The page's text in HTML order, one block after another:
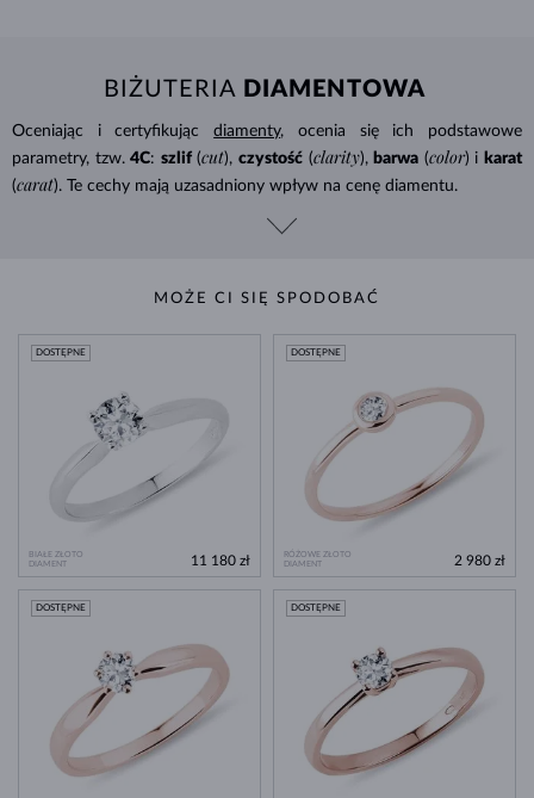
BIŻUTERIA DIAMENTOWA
Oceniając i certyfikującdiamenty, ocenia się ich podstawowe
parametry, tzw. 4C: szlif (cut), czystość (clarity), barwa (color) i karat
(carat). Te cechy mają uzasadniony wpływ na cenę diamentu.
MOŻE CI SIĘ SPODOBAĆ
BIAŁE ZŁOTO
DIAMENT
DOSTĘPNE
11 180 zł
RÓŻOWE ZŁOTO
DIAMENT
DOSTĘPNE
2 980 zł
DOSTĘPNE DOSTĘPNE